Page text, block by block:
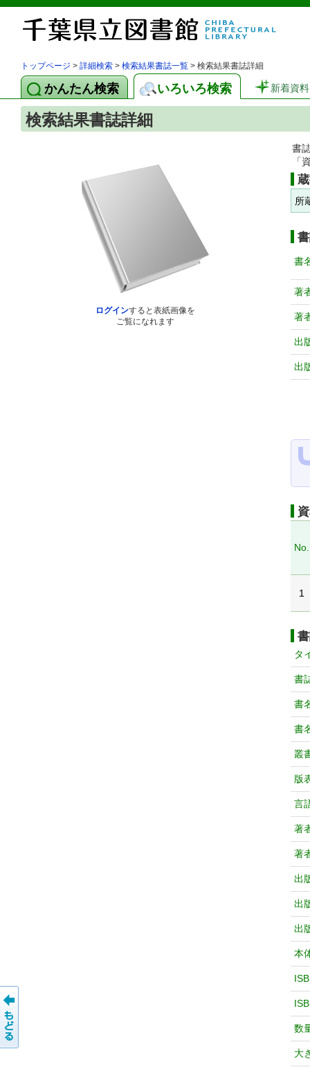
トップページ > 詳細検索 > 検索結果書誌一覧 > 検索結果書誌詳細
かんたん検索 いろいろ検索 新着資料
検索結果書誌詳細
ログインすると表紙画像を
ご覧になれます
書
「
所
書
著
著
出
出
No.
1
タ
書
書
書
叢
版
言
著
著
出
出
出
本
数
大